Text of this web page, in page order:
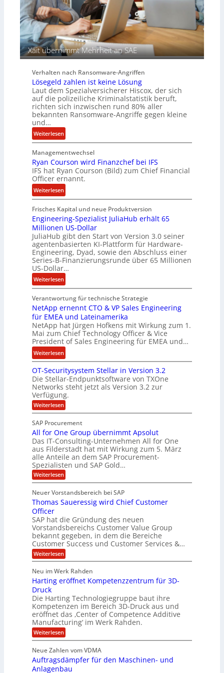
e
r
S
p
u
r
n
c
y
a
r
b
i
t
e
n
z
s
a
m
e
n
Xait übernimmt Mehrheit an SAE
Verhalten nach Ransomware-Angriffen
Lösegeld zahlen ist keine Lösung
Laut dem Spezialversicherer Hiscox, der sich
auf die polizeiliche Kriminalstatistik beruft,
richten sich inzwischen rund 80% aller
bekannten Ransomware-Angriffe gegen kleine
und…
Weiterlesen:
L
ö
s
e
g
e
l
d
z
a
h
l
e
i
s
e
i
n
e
L
ö
s
u
n
g
Managementwechsel
Ryan Courson wird Finanzchef bei IFS
IFS hat Ryan Courson (Bild) zum Chief Financial
Officer ernannt.
Weiterlesen:
R
y
a
n
C
o
u
s
o
i
r
d
F
n
a
n
z
c
h
f
b
e
i
I
F
S
Frisches Kapital und neue Produktversion
Engineering-Spezialist JuliaHub erhält 65
Millionen US-Dollar
JuliaHub gibt den Start von Version 3.0 seiner
agentenbasierten KI-Plattform für Hardware-
Engineering, Dyad, sowie den Abschluss einer
Series-B-Finanzierungsrunde über 65 Millionen
US-Dollar…
Weiterlesen:
E
n
g
n
e
e
r
i
n
g
-
S
p
e
z
i
a
l
i
s
u
l
i
a
H
u
b
e
r
ä
l
t
6
5
M
i
l
Verantwortung für technische Strategie
NetApp ernennt CTO & VP Sales Engineering
für EMEA und Lateinamerika
NetApp hat Jürgen Hofkens mit Wirkung zum 1.
Mai zum Chief Technology Officer & Vice
President of Sales Engineering für EMEA und…
Weiterlesen:
N
e
t
A
p
p
n
e
n
n
t
C
T
O
V
P
S
a
l
e
s
n
g
i
n
e
r
i
OT-Securitysystem Stellar in Version 3.2
Die Stellar-Endpunktsoftware von TXOne
Networks steht jetzt als Version 3.2 zur
Verfügung.
Weiterlesen:
O
-
S
e
c
u
r
i
t
y
y
s
e
m
S
t
e
l
l
r
i
e
r
s
i
o
n
3
.
2
SAP Procurement
All for One Group übernimmt Apsolut
Das IT-Consulting-Unternehmen All for One
aus Filderstadt hat mit Wirkung zum 5. März
alle Anteile an dem SAP Procurement-
Spezialisten und SAP Gold…
Weiterlesen:
A
l
f
r
O
n
e
G
r
o
p
ü
r
n
i
m
m
t
A
p
s
o
l
Neuer Vorstandsbereich bei SAP
Thomas Saueressig wird Chief Customer
Officer
SAP hat die Gründung des neuen
Vorstandsbereichs Customer Value Group
bekannt gegeben, in dem die Bereiche
Customer Success und Customer Services &…
Weiterlesen:
T
o
m
S
a
u
e
r
e
s
i
g
Neu im Werk Rahden
Harting eröffnet Kompetenzzentrum für 3D-
Druck
Die Harting Technologiegruppe baut ihre
Kompetenzen im Bereich 3D-Druck aus und
eröffnet das ‚Center of Competence Additive
Manufacturing‘ im Werk Rahden.
Weiterlesen:
H
r
t
i
Neue Zahlen vom VDMA
Auftragsdämpfer für den Maschinen- und
Anlagenbau